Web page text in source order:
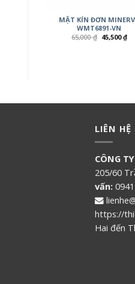
MẶT KÍN ĐƠN
WMT6891-VN
65,000₫ 45,500₫
LIÊN HỆ
CÔNG
205/60
vấn:
https://
Hai đến